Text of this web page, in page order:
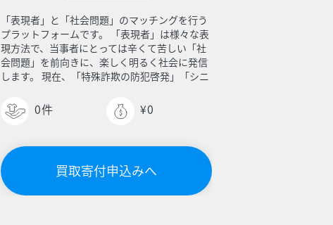
「表現者」と「社会問題」のマッチングを行う
プラットフォームです。 「表現者」は様々な表
現方法で、当事者にとっては辛くて苦しい「社
会問題」を前向きに、楽しく明るく社会に発信
します。 現在、「特殊詐欺の防犯啓発」「シニ
症の啓発」に注力しており、「乳がんの啓発」
を演劇を通じて行なっている団体との協働もし
現者とのネットワークも少しずつ構築していく
所存です。 どうか、皆様の力を是非お貸しくだ
さい。
0件 ¥0
買取寄付申込みへ